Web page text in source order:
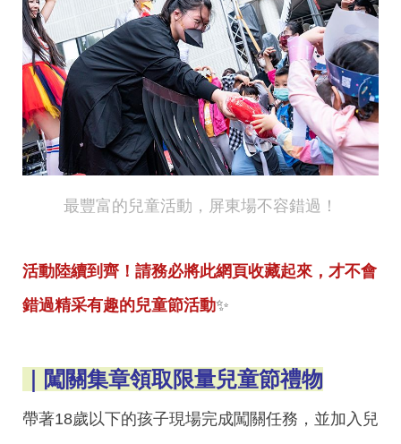
最豐富的兒童活動，屏東場不容錯過！
活動陸續到齊！請務必將此網頁收藏起來，才不會
錯過精采有趣的兒童節活動✨
｜闖關集章領取限量兒童節禮物
帶著18歲以下的孩子現場完成闖關任務，並加入兒